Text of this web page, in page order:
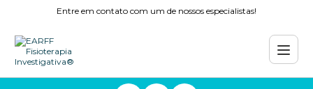
Entre em contato com um de nossos especialistas!